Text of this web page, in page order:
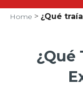
Home > ¿Qué
¿Qué